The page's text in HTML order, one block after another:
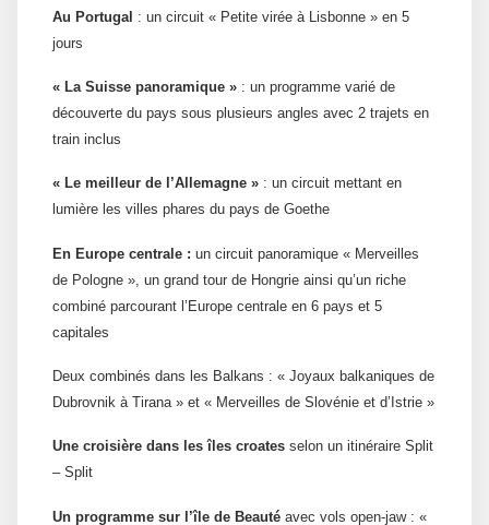
Au Portugal : un circuit « Petite virée à Lisbonne » en 5
jours
« La Suisse panoramique » : un programme varié de
découverte du pays sous plusieurs angles avec 2 trajets en
train inclus
« Le meilleur de l’Allemagne » : un circuit mettant en
lumière les villes phares du pays de Goethe
En Europe centrale : un circuit panoramique « Merveilles
de Pologne », un grand tour de Hongrie ainsi qu’un riche
combiné parcourant l’Europe centrale en 6 pays et 5
capitales
Deux combinés dans les Balkans : « Joyaux balkaniques de
Dubrovnik à Tirana » et « Merveilles de Slovénie et d’Istrie »
Une croisière dans les îles croates selon un itinéraire Split
– Split
Un programme sur l’île de Beauté avec vols open-jaw : «